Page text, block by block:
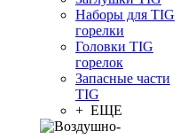
Наборы для TIG
горелки
Головки TIG
горелок
Запасные части
TIG
+ ЕЩЕ